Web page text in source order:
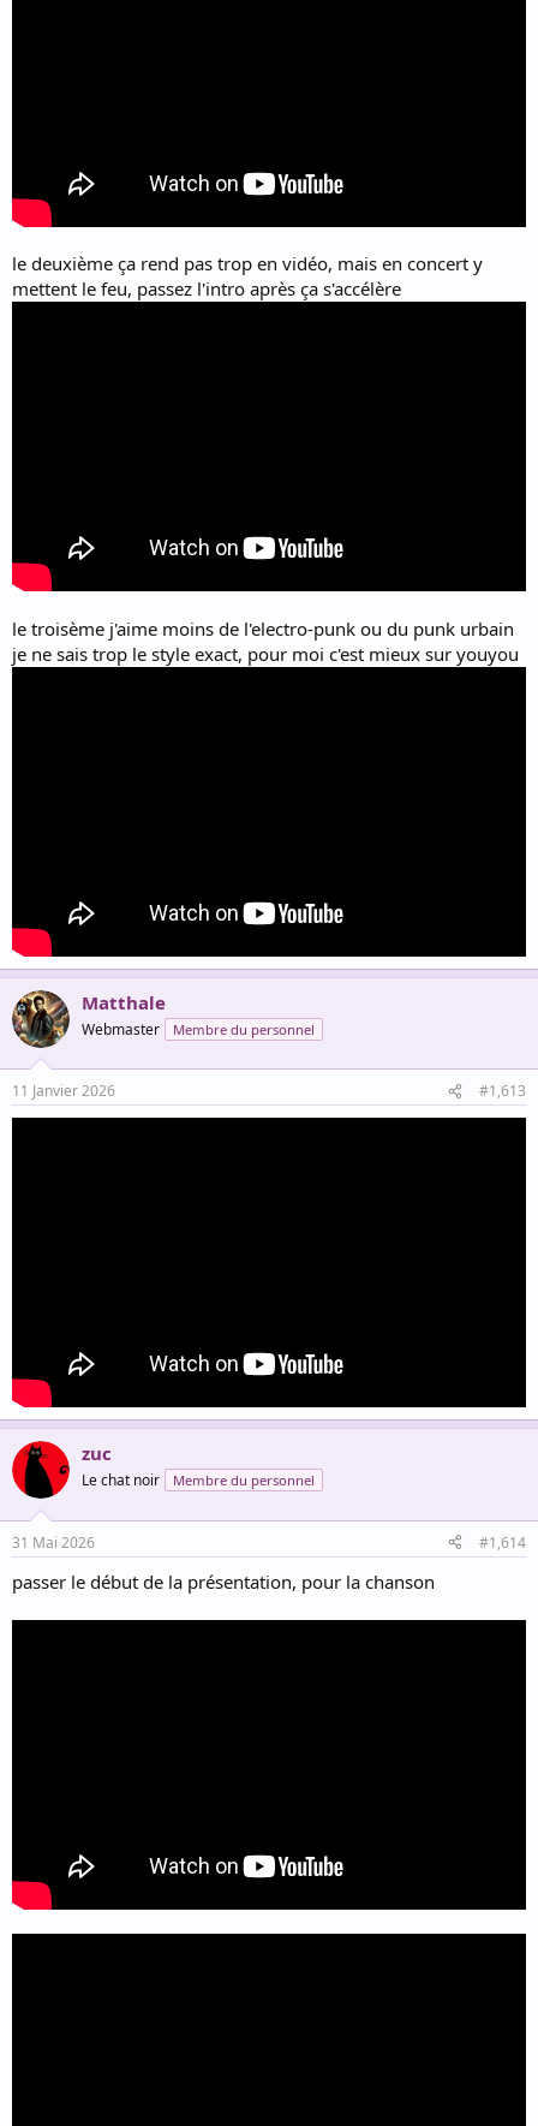
le deuxième ça rend pas trop en vidéo, mais en concert y
mettent le feu, passez l'intro après ça s'accélère
le troisème j'aime moins de l'electro-punk ou du punk urbain
je ne sais trop le style exact, pour moi c'est mieux sur youyou
Matthale
Webmaster Membre du personnel
11 Janvier 2026 #1,613
zuc
Le chat noir Membre du personnel
31 Mai 2026 #1,614
passer le début de la présentation, pour la chanson